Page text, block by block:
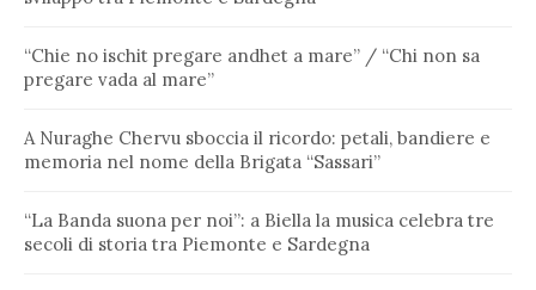
“Chie no ischit pregare andhet a mare” / “Chi non sa
pregare vada al mare”
A Nuraghe Chervu sboccia il ricordo: petali, bandiere e
memoria nel nome della Brigata “Sassari”
“La Banda suona per noi”: a Biella la musica celebra tre
secoli di storia tra Piemonte e Sardegna